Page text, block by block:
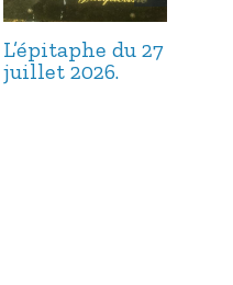
L’épitaphe du 27
juillet 2026.